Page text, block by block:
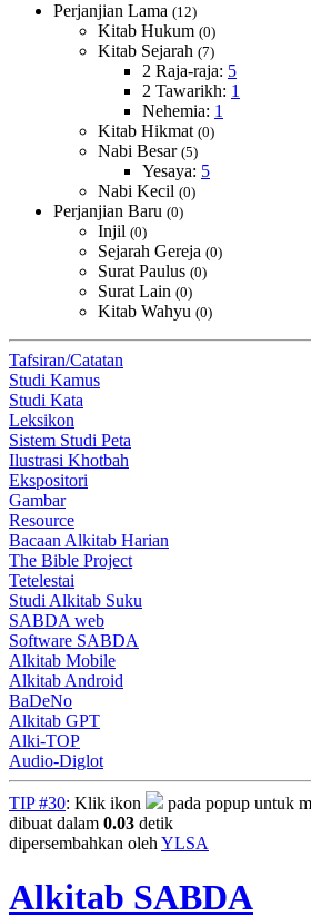
Perjanjian Lama (12)
Kitab Hukum (0)
Kitab Sejarah (7)
2 Raja-raja: 5
2 Tawarikh: 1
Nehemia: 1
Kitab Hikmat (0)
Nabi Besar (5)
Yesaya: 5
Nabi Kecil (0)
Perjanjian Baru (0)
Injil (0)
Sejarah Gereja (0)
Surat Paulus (0)
Surat Lain (0)
Kitab Wahyu (0)
Tafsiran/Catatan
Studi Kamus
Studi Kata
Leksikon
Sistem Studi Peta
Ilustrasi Khotbah
Ekspositori
Gambar
Resource
Bacaan Alkitab Harian
The Bible Project
Tetelestai
Studi Alkitab Suku
SABDA web
Software SABDA
Alkitab Mobile
Alkitab Android
BaDeNo
Alkitab GPT
Alki-TOP
Audio-Diglot
TIP #30: Klik ikon pada popup untuk
dibuat dalam 0.03 detik
dipersembahkan oleh YLSA
Alkitab SABDA